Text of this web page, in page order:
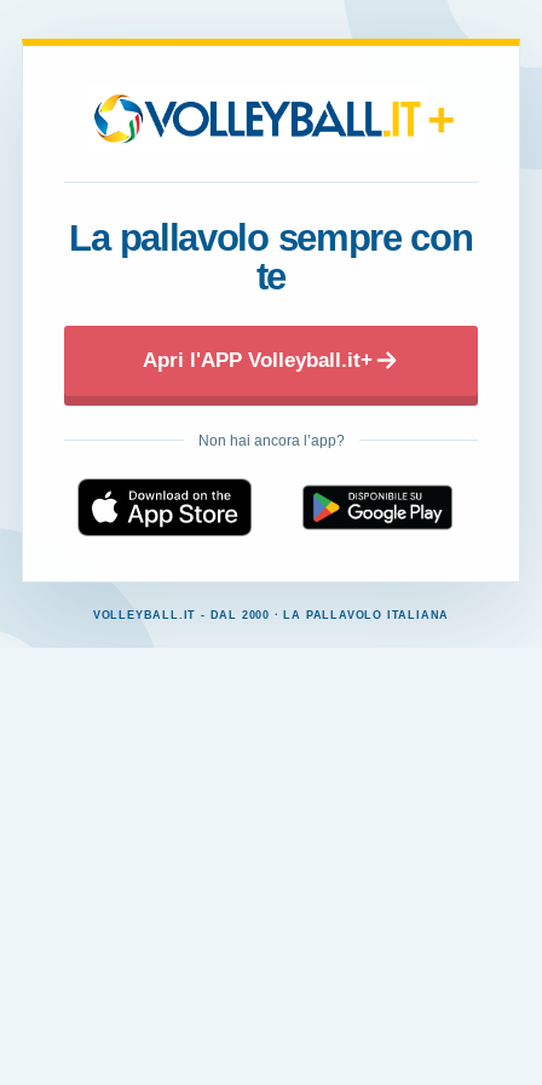
+
La pallavolo sempre con
te
Apri l'APP Volleyball.it+
Non hai ancora l’app?
VOLLEYBALL.IT - DAL 2000 · LA PALLAVOLO ITALIANA